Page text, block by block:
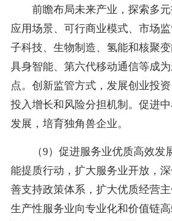
前瞻布局未来产业，探索多
应用场景、可行商业模式、市场
子科技、生物制造、氢能和核聚变
具身智能、第六代移动通信等成
点。创新监管方式，发展创业投
投入增长和风险分担机制。促进
发展，培育独角兽企业。
（9）促进服务业优质高效发
能提质行动，扩大服务业开放，
善支持政策体系，扩大优质经营
生产性服务业向专业化和价值链